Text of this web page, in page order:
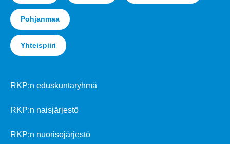
Pohjanmaa
Yhteispiiri
RKP:n eduskuntaryhmä
RKP:n naisjärjestö
RKP:n nuorisojärjestö